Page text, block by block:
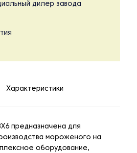
дилер завода
Характеристики
предназначена для
мороженого на
оборудование,